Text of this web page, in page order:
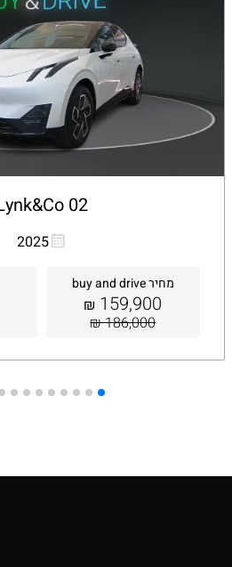
02
2025
מחיר buy and drive
159,900
₪
186,000 ₪
העתקת קישור Whatsapp
קבלת הצעה